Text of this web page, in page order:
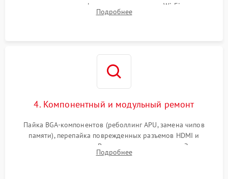
микросхем флеш-памяти и модуля Wi-Fi
Подробнее
4. Компонентный и модульный ремонт
Пайка BGA-компонентов (реболлинг APU, замена чипов
памяти), перепайка поврежденных разъемов HDMI и
контроллеров питания. Восстановление дорожек. Замена
неисправного жесткого диска, SSD или лазерной головки
Подробнее